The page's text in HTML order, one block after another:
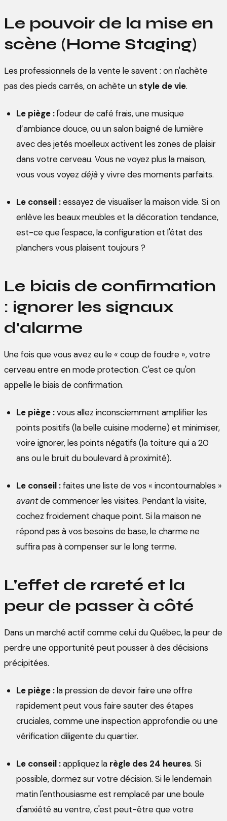
Le pouvoir de la mise en
scène (Home Staging)
Les professionnels de la vente le savent : on n'achète
pas des pieds carrés, on achète unstyle de vie.
Le piège :l'odeur de café frais, une musique
d’ambiance douce, ou un salon baigné de lumière
avec des jetés moelleux activent les zones de plaisir
dans votre cerveau. Vous ne voyez plus la maison,
vous vous voyez déjày vivre des moments parfaits.
Le conseil :essayez de visualiser la maison vide. Si on
enlève les beaux meubles et la décoration tendance,
est-ce que l'espace, la configuration et l'état des
planchers vous plaisent toujours ?
Le biais de confirmation
: ignorer les signaux
d'alarme
Une fois que vous avez eu le « coup de foudre », votre
cerveau entre en mode protection. C'est ce qu'on
appelle le biais de confirmation.
Le piège :vous allez inconsciemment amplifier les
points positifs (la belle cuisine moderne) et minimiser,
voire ignorer, les points négatifs (la toiture qui a 20
ans ou le bruit du boulevard à proximité).
Le conseil :faites une liste de vos « incontournables »
avantde commencer les visites. Pendant la visite,
cochez froidement chaque point. Si la maison ne
répond pas à vos besoins de base, le charme ne
suffira pas à compenser sur le long terme.
L'effet de rareté et la
peur de passer à côté
Dans un marché actif comme celui du Québec, la peur de
perdre une opportunité peut pousser à des décisions
précipitées.
Le piège :la pression de devoir faire une offre
rapidement peut vous faire sauter des étapes
cruciales, comme une inspection approfondie ou une
vérification diligente du quartier.
Le conseil :appliquez la règle des 24 heures. Si
possible, dormez sur votre décision. Si le lendemain
matin l'enthousiasme est remplacé par une boule
d'anxiété au ventre, c'est peut-être que votre